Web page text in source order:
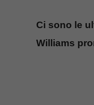
Ci sono le
Williams